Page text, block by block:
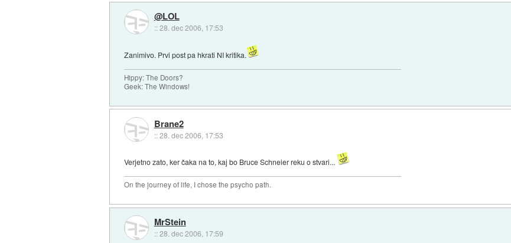
@LOL
::28. dec 2006, 17:53
Zanimivo. Prvi post pa hkrati NI kritika.
Hippy: The Doors?
Geek: The Windows!
Brane2
::28. dec 2006, 17:53
Verjetno zato, ker čaka na to, kaj bo Bruce Schneier reku o stvari...
On the journey of life, I chose the psycho path.
MrStein
::28. dec 2006, 17:59